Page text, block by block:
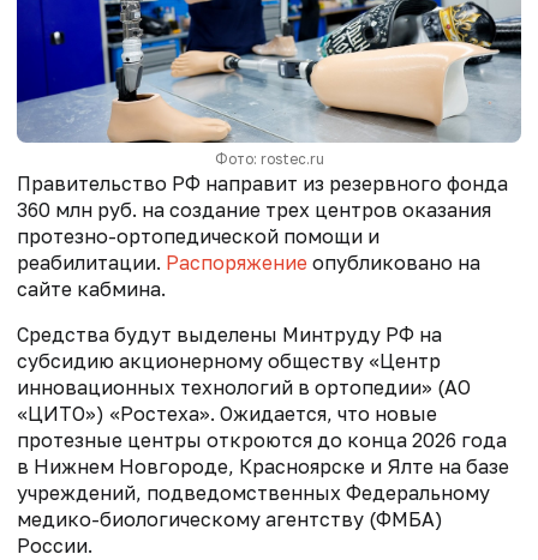
Фото: rostec.ru
Правительство РФ направит из резервного фонда
360 млн руб. на создание трех центров оказания
протезно-ортопедической помощи и
реабилитации. Распоряжение опубликовано на
сайте кабмина.
Средства будут выделены Минтруду РФ на
субсидию акционерному обществу «Центр
инновационных технологий в ортопедии» (АО
«ЦИТО») «Ростеха». Ожидается, что новые
протезные центры откроются до конца 2026 года
в Нижнем Новгороде, Красноярске и Ялте на базе
учреждений, подведомственных Федеральному
медико-биологическому агентству (ФМБА)
России.